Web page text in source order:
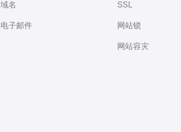
域名
电子邮件
SSL
网站锁
网站容灾